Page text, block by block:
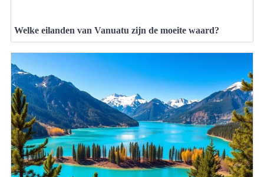
Welke eilanden van Vanuatu zijn de moeite waard?